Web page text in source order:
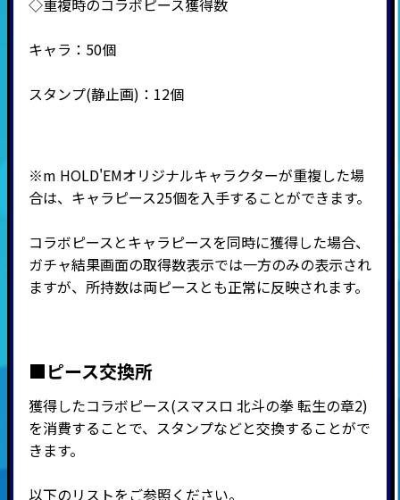
◇重複時のコラボピース獲得数
キャラ：50個
スタンプ(静止画)：12個
※m HOLD'EMオリジナルキャラクターが重複した場
合は、キャラピース25個を入手することができます。
コラボピースとキャラピースを同時に獲得した場合、
ガチャ結果画面の取得数表示では一方のみの表示され
ますが、所持数は両ピースとも正常に反映されます。
■ピース交換所
獲得したコラボピース(スマスロ 北斗の拳 転生の章2)
を消費することで、スタンプなどと交換することがで
きます。
以下のリストをご参照ください。